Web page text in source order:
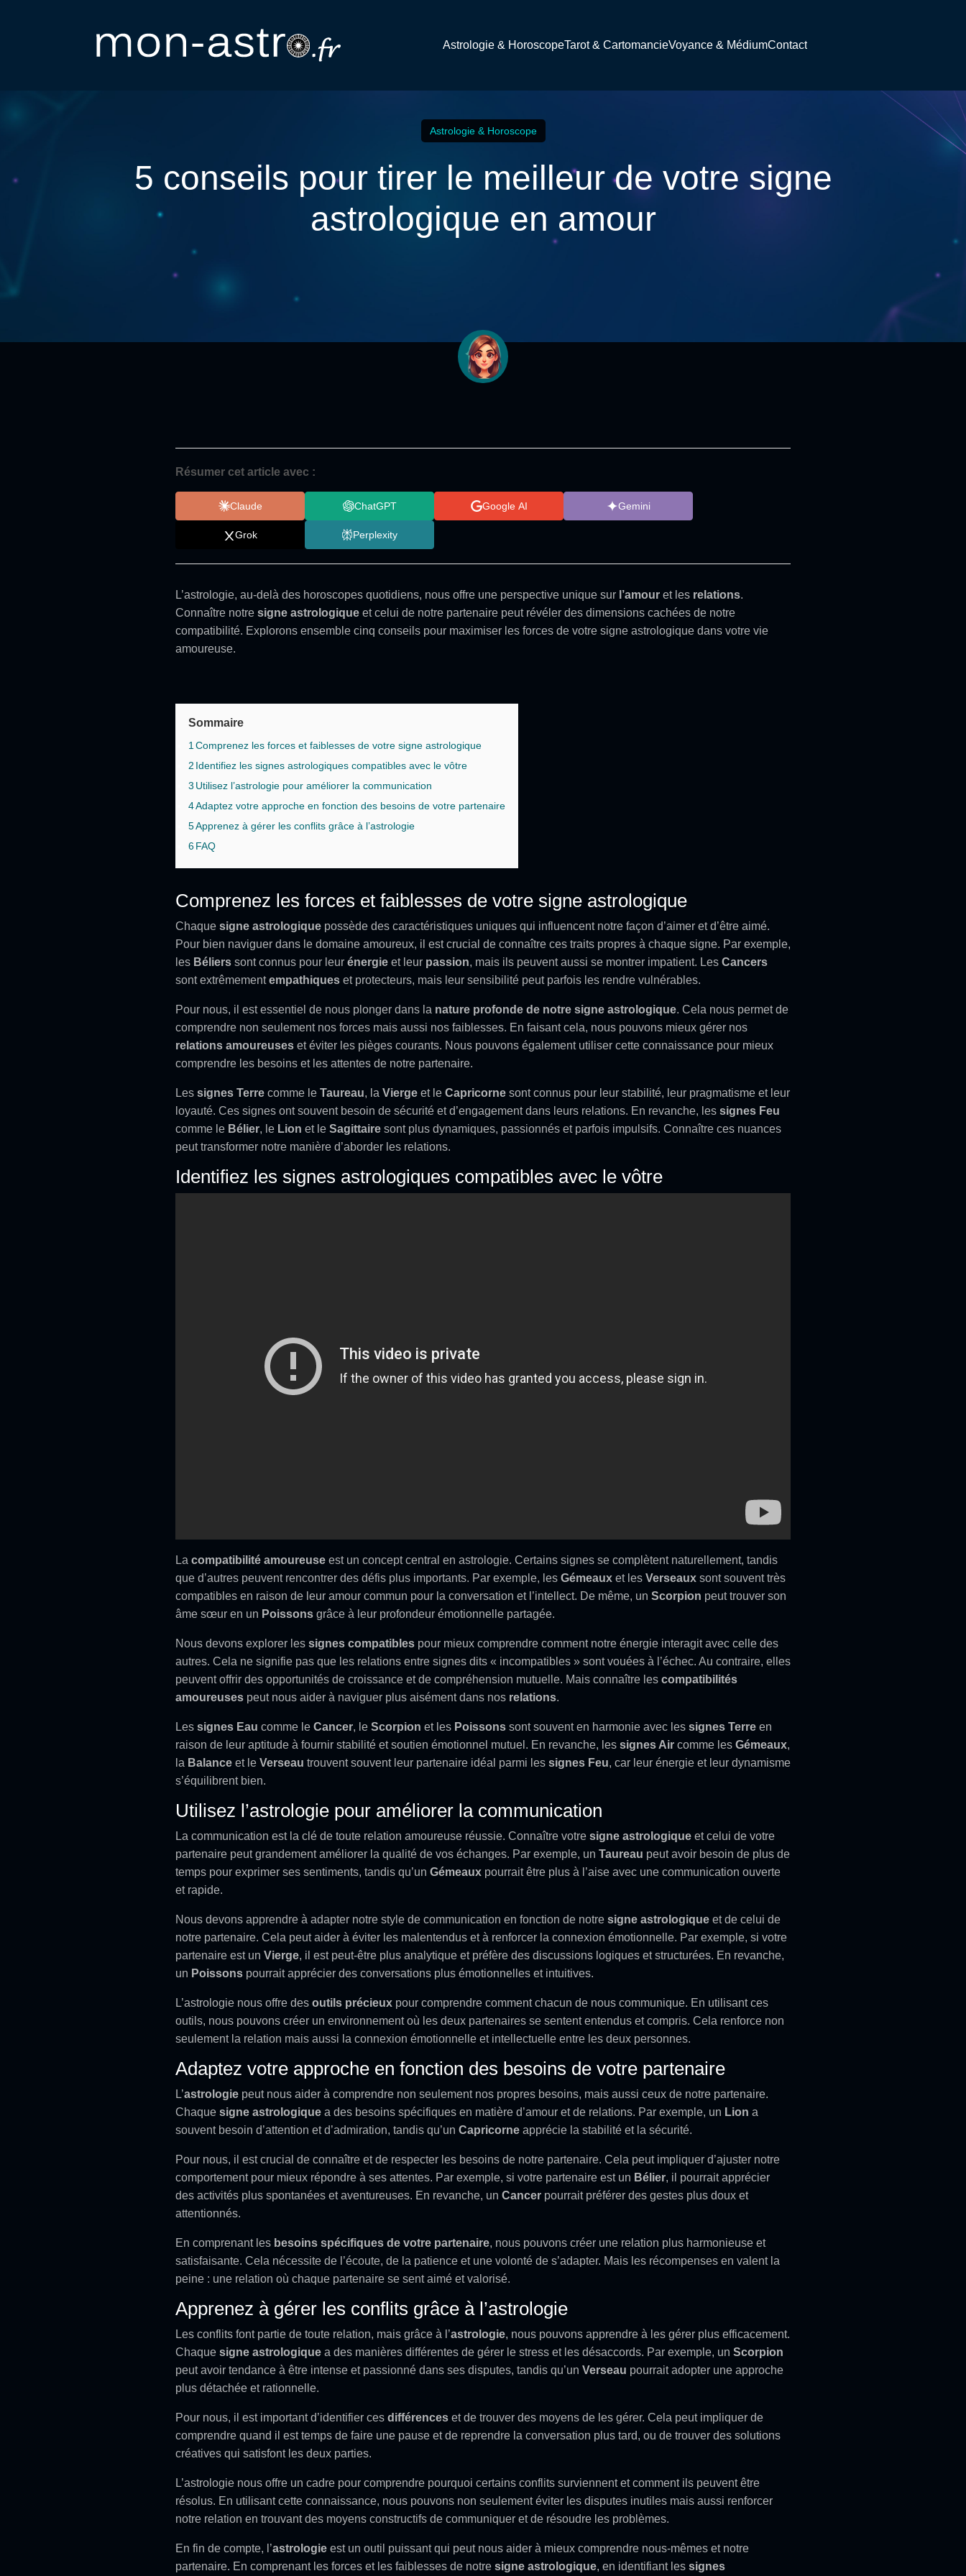
Astrologie & HoroscopeTarot & CartomancieVoyance & MédiumContact
Astrologie & Horoscope
5 conseils pour tirer le meilleur de votre signe
astrologique en amour
Résumer cet article avec :
Claude ChatGPT Google AI Gemini
Grok Perplexity
L’astrologie, au-delà des horoscopes quotidiens, nous offre une perspective unique sur l’amour et les relations.
Connaître notre signe astrologique et celui de notre partenaire peut révéler des dimensions cachées de notre
compatibilité. Explorons ensemble cinq conseils pour maximiser les forces de votre signe astrologique dans votre vie
amoureuse.
Sommaire
1Comprenez les forces et faiblesses de votre signe astrologique
2 Identifiez les signes astrologiques compatibles avec le vôtre
3 Utilisez l’astrologie pour améliorer la communication
4Adaptez votre approche en fonction des besoins de votre partenaire
5Apprenez à gérer les conflits grâce à l’astrologie
6FAQ
Comprenez les forces et faiblesses de votre signe astrologique
Chaque signe astrologique possède des caractéristiques uniques qui influencent notre façon d’aimer et d’être aimé.
Pour bien naviguer dans le domaine amoureux, il est crucial de connaître ces traits propres à chaque signe. Par exemple,
les Béliers sont connus pour leur énergie et leur passion, mais ils peuvent aussi se montrer impatient. Les Cancers
sont extrêmementempathiques et protecteurs, mais leur sensibilité peut parfois les rendre vulnérables.
Pour nous, il est essentiel de nous plonger dans la nature profonde de notre signe astrologique. Cela nous permet de
comprendre non seulement nos forces mais aussi nos faiblesses. En faisant cela, nous pouvons mieux gérer nos
relations amoureuses et éviter les pièges courants. Nous pouvons également utiliser cette connaissance pour mieux
comprendre les besoins et les attentes de notre partenaire.
Les signes Terre comme le Taureau, la Vierge et le Capricorne sont connus pour leur stabilité, leur pragmatisme et leur
loyauté. Ces signes ont souvent besoin de sécurité et d’engagement dans leurs relations. En revanche, les signes Feu
comme le Bélier, le Lion et le Sagittaire sont plus dynamiques, passionnés et parfois impulsifs. Connaître ces nuances
peut transformer notre manière d’aborder les relations.
Identifiez les signes astrologiques compatibles avec le vôtre
La compatibilité amoureuse est un concept central en astrologie. Certains signes se complètent naturellement, tandis
que d’autres peuvent rencontrer des défis plus importants. Par exemple, les Gémeaux et les Verseaux sont souvent très
compatibles en raison de leur amour commun pour la conversation et l’intellect. De même, un Scorpion peut trouver son
âme sœur en un Poissons grâce à leur profondeur émotionnelle partagée.
Nous devons explorer les signes compatibles pour mieux comprendre comment notre énergie interagit avec celle des
autres. Cela ne signifie pas que les relations entre signes dits « incompatibles » sont vouées à l’échec. Au contraire, elles
peuvent offrir des opportunités de croissance et de compréhension mutuelle. Mais connaître les compatibilités
amoureuses peut nous aider à naviguer plus aisément dans nos relations.
Les signes Eau comme le Cancer, le Scorpion et les Poissons sont souvent en harmonie avec les signes Terre en
raison de leur aptitude à fournir stabilité et soutien émotionnel mutuel. En revanche, les signes Air comme les Gémeaux,
la Balance et le Verseau trouvent souvent leur partenaire idéal parmi les signes Feu, car leur énergie et leur dynamisme
s’équilibrent bien.
Utilisez l’astrologie pour améliorer la communication
La communication est la clé de toute relation amoureuse réussie. Connaître votre signe astrologique et celui de votre
partenaire peut grandement améliorer la qualité de vos échanges. Par exemple, un Taureau peut avoir besoin de plus de
temps pour exprimer ses sentiments, tandis qu’un Gémeaux pourrait être plus à l’aise avec une communication ouverte
et rapide.
Nous devons apprendre à adapter notre style de communication en fonction de notre signe astrologique et de celui de
notre partenaire. Cela peut aider à éviter les malentendus et à renforcer la connexion émotionnelle. Par exemple, si votre
partenaire est un Vierge, il est peut-être plus analytique et préfère des discussions logiques et structurées. En revanche,
un Poissons pourrait apprécier des conversations plus émotionnelles et intuitives.
L’astrologie nous offre des outils précieux pour comprendre comment chacun de nous communique. En utilisant ces
outils, nous pouvons créer un environnement où les deux partenaires se sentent entendus et compris. Cela renforce non
seulement la relation mais aussi la connexion émotionnelle et intellectuelle entre les deux personnes.
Adaptez votre approche en fonction des besoins de votre partenaire
L’astrologie peut nous aider à comprendre non seulement nos propres besoins, mais aussi ceux de notre partenaire.
Chaque signe astrologique a des besoins spécifiques en matière d’amour et de relations. Par exemple, un Lion a
souvent besoin d’attention et d’admiration, tandis qu’un Capricorne apprécie la stabilité et la sécurité.
Pour nous, il est crucial de connaître et de respecter les besoins de notre partenaire. Cela peut impliquer d’ajuster notre
comportement pour mieux répondre à ses attentes. Par exemple, si votre partenaire est un Bélier, il pourrait apprécier
des activités plus spontanées et aventureuses. En revanche, un Cancer pourrait préférer des gestes plus doux et
attentionnés.
En comprenant les besoins spécifiques de votre partenaire, nous pouvons créer une relation plus harmonieuse et
satisfaisante. Cela nécessite de l’écoute, de la patience et une volonté de s’adapter. Mais les récompenses en valent la
peine : une relation où chaque partenaire se sent aimé et valorisé.
Apprenez à gérer les conflits grâce à l’astrologie
Les conflits font partie de toute relation, mais grâce à l’astrologie, nous pouvons apprendre à les gérer plus efficacement.
Chaque signe astrologique a des manières différentes de gérer le stress et les désaccords. Par exemple, un Scorpion
peut avoir tendance à être intense et passionné dans ses disputes, tandis qu’un Verseau pourrait adopter une approche
plus détachée et rationnelle.
Pour nous, il est important d’identifier ces différences et de trouver des moyens de les gérer. Cela peut impliquer de
comprendre quand il est temps de faire une pause et de reprendre la conversation plus tard, ou de trouver des solutions
créatives qui satisfont les deux parties.
L’astrologie nous offre un cadre pour comprendre pourquoi certains conflits surviennent et comment ils peuvent être
résolus. En utilisant cette connaissance, nous pouvons non seulement éviter les disputes inutiles mais aussi renforcer
notre relation en trouvant des moyens constructifs de communiquer et de résoudre les problèmes.
En fin de compte, l’astrologie est un outil puissant qui peut nous aider à mieux comprendre nous-mêmes et notre
partenaire. En comprenant les forces et les faiblesses de notre signe astrologique, en identifiant les signes